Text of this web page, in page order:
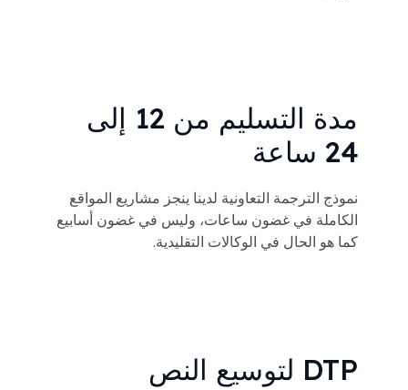
مدة التسليم من 12 إلى
24 ساعة
نموذج الترجمة التعاونية لدينا ينجز مشاريع المواقع
الكاملة في غضون ساعات، وليس في غضون أسابيع
كما هو الحال في الوكالات التقليدية.
DTP لتوسيع النص